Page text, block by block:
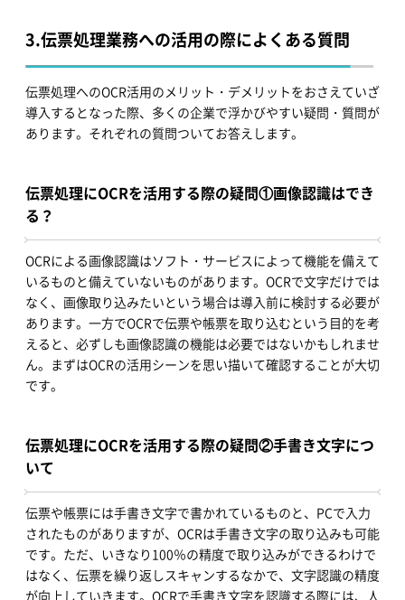
3.伝票処理業務への活用の際によくある質問
伝票処理へのOCR活用のメリット・デメリットをおさえていざ
導入するとなった際、多くの企業で浮かびやすい疑問・質問が
あります。それぞれの質問ついてお答えします。
伝票処理にOCRを活用する際の疑問①画像認識はでき
る？
OCRによる画像認識はソフト・サービスによって機能を備えて
いるものと備えていないものがあります。OCRで文字だけでは
なく、画像取り込みたいという場合は導入前に検討する必要が
あります。一方でOCRで伝票や帳票を取り込むという目的を考
えると、必ずしも画像認識の機能は必要ではないかもしれませ
ん。まずはOCRの活用シーンを思い描いて確認することが大切
です。
伝票処理にOCRを活用する際の疑問②手書き文字につ
いて
伝票や帳票には手書き文字で書かれているものと、PCで入力
されたものがありますが、OCRは手書き文字の取り込みも可能
です。ただ、いきなり100％の精度で取り込みができるわけで
はなく、伝票を繰り返しスキャンするなかで、文字認識の精度
が向上していきます。OCRで手書き文字を認識する際には、人